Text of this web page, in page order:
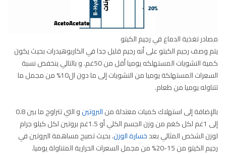
مصادر تغذية الدماغ في رجيم الكيتو
يتم وصف رجيم الكيتو على أنه رجيم قليل جدا في الكاربوهيدرات بحيث يكون
كمية النشويات المستهلكه يوميا أقل من 50غم. و بالتالي ينخفض نسبة
السعرات المستهلكة يوميا من النشويات إلى ما دون ال10% من مجمل ما
تتناوله يوميا من طعام.
بالإضافة إلى استهلاك كميات معتدلة منالبروتين
و التي تتراوح ما بين 0.8
إلى 1غم لكل كغم من وزن الجسم الكلي أو 1.5غم بروتين لكل كيلو جرام
لوزن الشخص المثالي بعدخسارة الوزن. بحيث تصبح مساهمة البروتين في
رجيم الكيتو من 15-20% من مجمل السعرات الحرارية المتناولة يوميا.